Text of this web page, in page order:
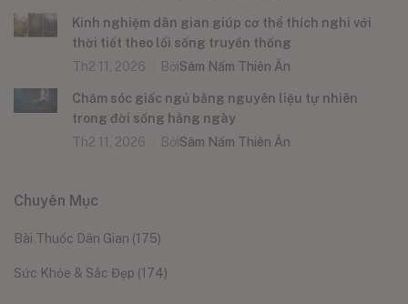
Kinh nghiệm dân gian giúp cơ thể thích nghi với
thời tiết theo lối sống truyền thống
Th2 11, 2026
BởiSâm Nấm Thiên Ân
Chăm sóc giấc ngủ bằng nguyên liệu tự nhiên
trong đời sống hằng ngày
Th2 11, 2026
BởiSâm Nấm Thiên Ân
Chuyên Mục
Bài Thuốc Dân Gian (175)
Sức Khỏe & Sắc Đẹp (174)